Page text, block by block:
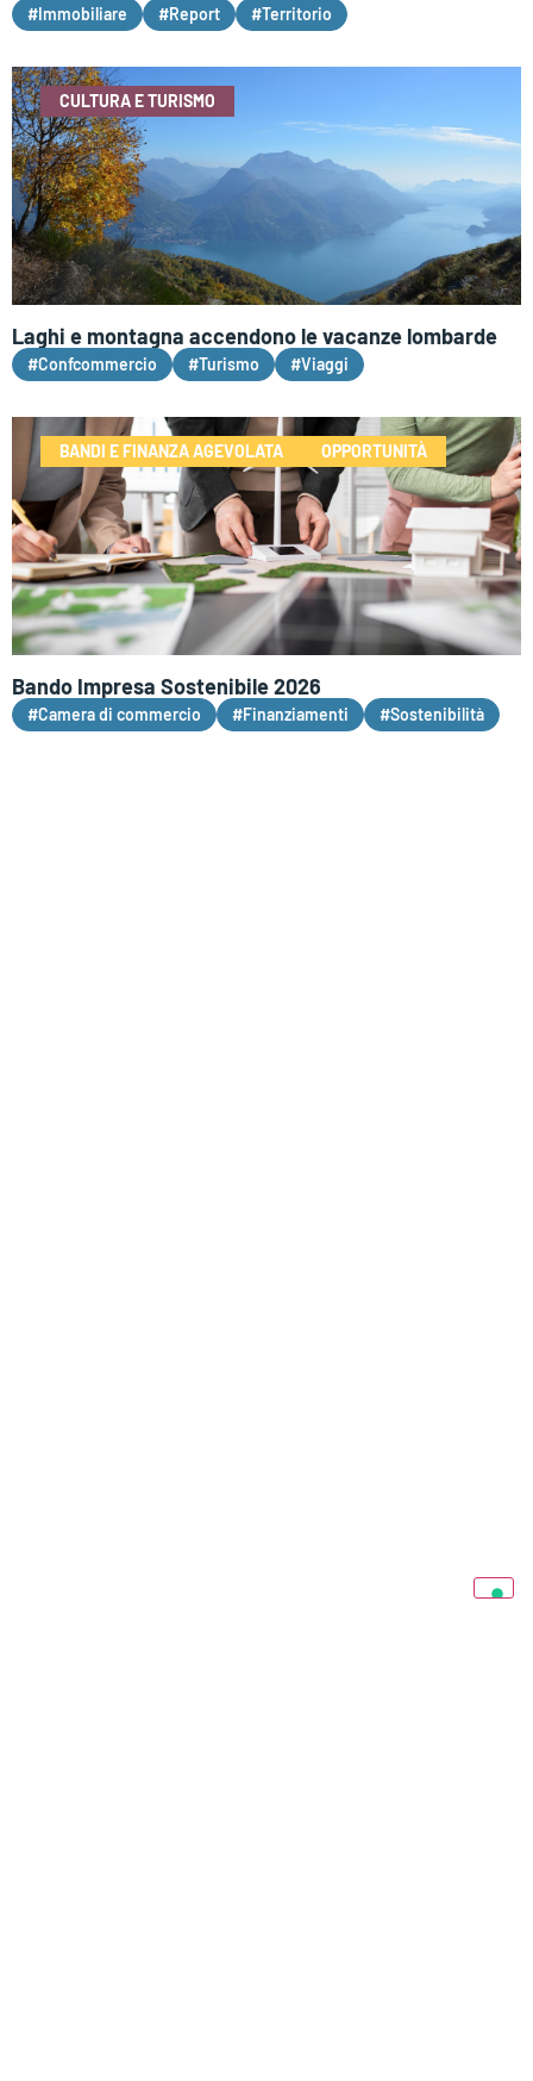
#Immobiliare #Report #Territorio
CULTURA E TURISMO
Laghi e montagna accendono le vacanze lombarde
#Confcommercio #Turismo #Viaggi
BANDI E FINANZA AGEVOLATA OPPORTUNITÀ
Bando Impresa Sostenibile 2026
#Camera di commercio #Finanziamenti #Sostenibilità